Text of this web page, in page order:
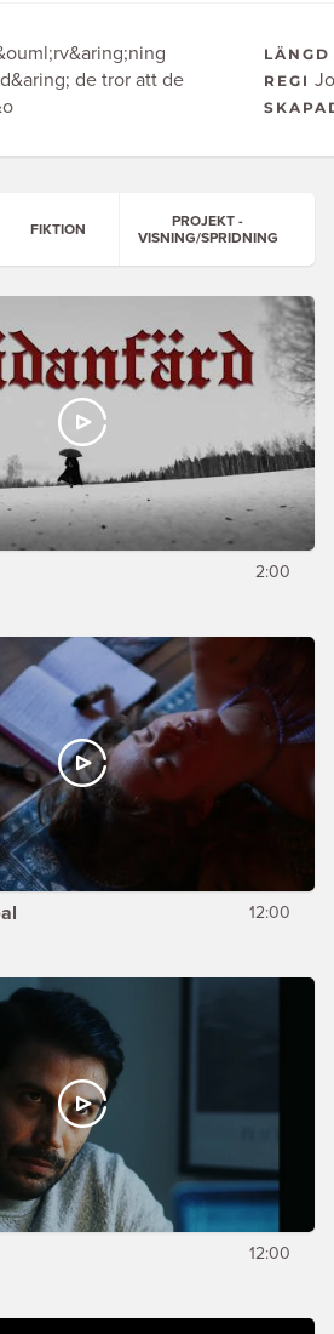
de tror att de
LÄNGD
REGI
FIKTION
PROJEKT -
VISNING/SPRIDNING
2:00
12:00
12:00